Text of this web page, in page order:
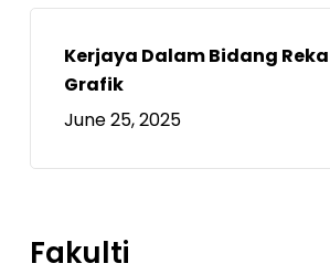
Kerjaya Dalam Bidang
Grafik
June 25, 2025
Fakulti